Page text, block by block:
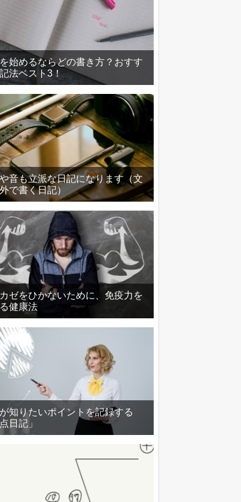
始めるならどの書き方？おすす
法ベスト3！
音も立派な日記になります（文
で書く日記）
ゼをひかないために、免疫力を
健康法
知りたいポイントを記録する
日記」